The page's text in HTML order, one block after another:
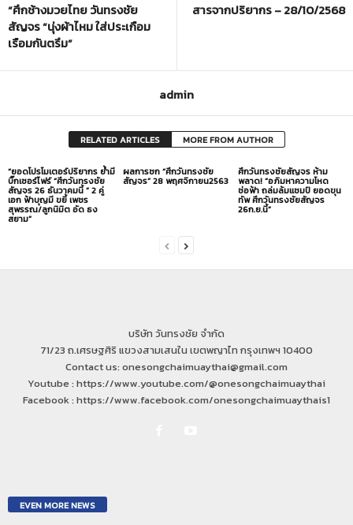
“ศึกช้างมวยไทย วันทรงชัย
สัญจร “นุ่งผ้าไหม ใส่ประเกือม
เรือมกันตรึม”
สารจากปริยากร – 28/10/2568
admin
RELATED ARTICLES MORE FROM AUTHOR
“ยอดโปรโมเตอร์ปริยากร ย้ำมี
บิ๊กเซอร์ไฟร์ “ศึกวันทรงชัย
สัญจร 26 ธันวาคมนี้ ” 2 คู่
เอก ฟ้าบุญมี ขยี้ เพชร
สุพรรณ/ลูกนิมิต อัด ธง
สยาม”
ผลการชก “ศึกวันทรงชัย
สัญจร” 28 พฤศจิกายน2563
ศึกวันทรงชัยสัญจร ห้าม
พลาด! “อภิมหาความโหด
ช่อฟ้า ถล่มล้มแชมป์ ยอดขุน
ทัพ ศึกวันทรงชัยสัญจร
26ก.ย.นี้”
บริษัท วันทรงชัย จำกัด
71/23 ถ.เศรษฐศิริ แขวงสามเสนใน เขตพญาไท กรุงเทพฯ 10400
Contact us: onesongchaimuaythai@gmail.com
Youtube : https://www.youtube.com/@onesongchaimuaythai
Facebook : https://www.facebook.com/onesongchaimuaythais1
EVEN MORE NEWS